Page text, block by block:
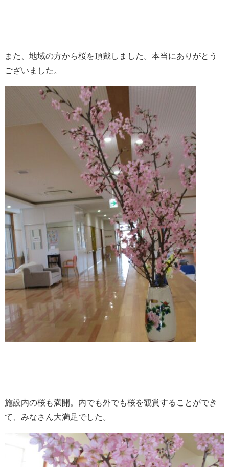
また、地域の方から桜を頂戴しました。 本当にありがとう
ございました。
施設内の桜も満開。内でも外でも桜を観賞することができ
て、みなさん大満足でした。